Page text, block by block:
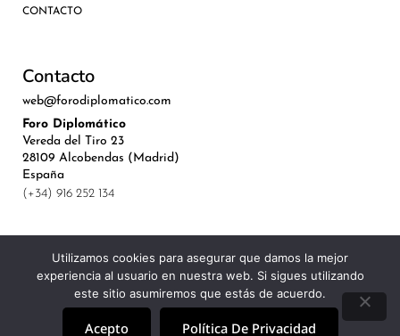
CONTACTO
Contacto
web@forodiplomatico.com
Foro Diplomático
Vereda del Tiro 23
28109 Alcobendas (Madrid)
España
(+34) 916 252 134
©Royal Lis Spain 2024
Utilizamos cookies para asegurar que damos la mejor
experiencia al usuario en nuestra web. Si sigues utilizando
este sitio asumiremos que estás de acuerdo.
Acepto Política De Privacidad